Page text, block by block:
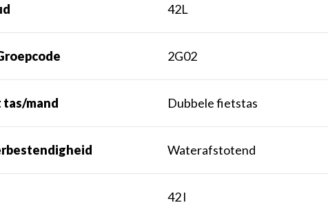
42L
2G02
tas/mand Dubbele fietstas
Waterafstotend
42 l